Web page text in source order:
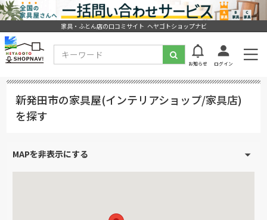
家具・ふとん店の口コミサイト ヘヤゴトショップナビ
お知らせ ログイン
新発田市の家具屋(インテリアショップ/家具店)
を探す